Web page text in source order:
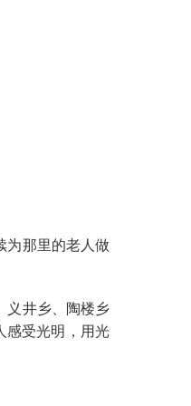
为那里的老人做
义井乡、陶楼乡
感受光明，用光